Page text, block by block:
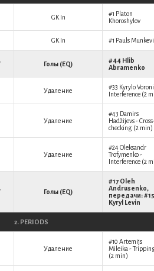
GK In #1 Platon
Khoroshylov
GK In #1 Pauls
Голы (EQ) #44 Hlib
Abramenko
Удаление #33 Kyrylo
Interference (2
Удаление
#43 Damirs
Hadžijevs-
checking (2 min)
Удаление
#24 Oleksandr
Trofymenko-
Interference (2
Голы (EQ)
#17 Oleh
Andrusenko,
передачи: #15
Kyryl Levin
2. PERIODS
Удаление
#10 Artemijs
Mileika -
(2 min)